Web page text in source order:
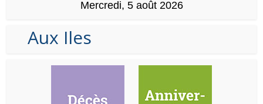
Mercredi, 5 août 2026
Aux Iles